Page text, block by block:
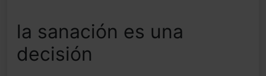
la sanación es una
decisión